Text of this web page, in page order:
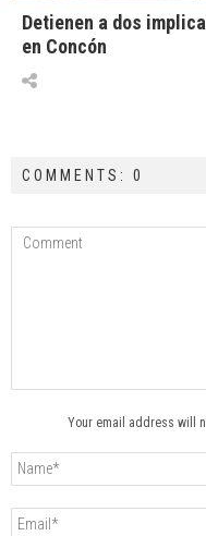
Detienen a dos
en Concón
COMMENTS: 0
Your email address will